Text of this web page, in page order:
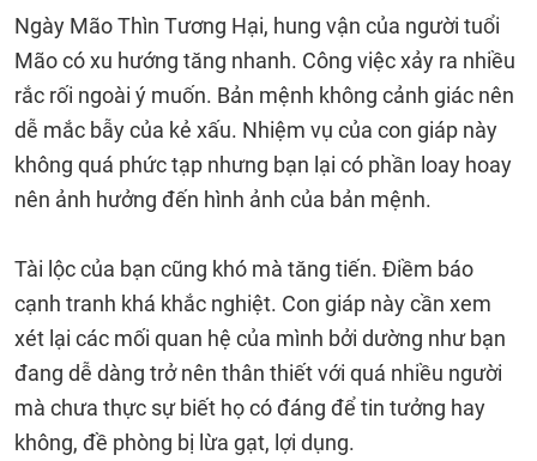
Ngày Mão Thìn Tương Hại, hung vận của người tuổi
Mão có xu hướng tăng nhanh. Công việc xảy ra nhiều
rắc rối ngoài ý muốn. Bản mệnh không cảnh giác nên
dễ mắc bẫy của kẻ xấu. Nhiệm vụ của con giáp này
không quá phức tạp nhưng bạn lại có phần loay hoay
nên ảnh hưởng đến hình ảnh của bản mệnh.
Tài lộc của bạn cũng khó mà tăng tiến. Điềm báo
cạnh tranh khá khắc nghiệt. Con giáp này cần xem
xét lại các mối quan hệ của mình bởi dường như bạn
đang dễ dàng trở nên thân thiết với quá nhiều người
mà chưa thực sự biết họ có đáng để tin tưởng hay
không, đề phòng bị lừa gạt, lợi dụng.